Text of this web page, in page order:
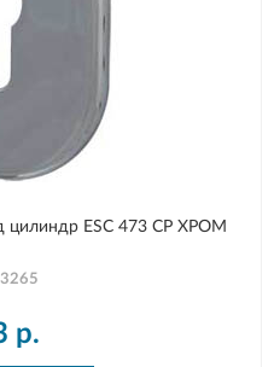
цилиндр ESC 473 СP ХРОМ
р.